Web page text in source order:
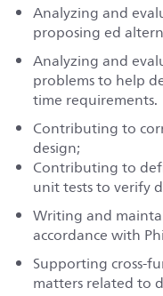
Analyzing and
proposing ed
Analyzing and
problems to help
time requirements.
Contributing to
design;
Contributing to
unit tests to verify
Writing and
accordance with
Supporting cross-
matters related to